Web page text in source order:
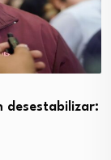
desestabilizar: